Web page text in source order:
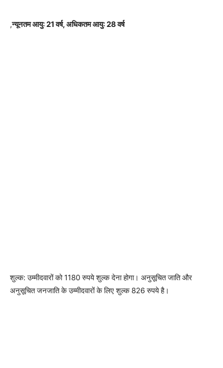
,न्यूनतम आयु: 21 वर्ष, अधिकतम आयु: 28 वर्ष
शुल्क: उम्मीदवारों को 1180 रुपये शुल्क देना होगा। अनुसूचित जाति और
अनुसूचित जनजाति के उम्मीदवारों के लिए शुल्क 826 रुपये है।